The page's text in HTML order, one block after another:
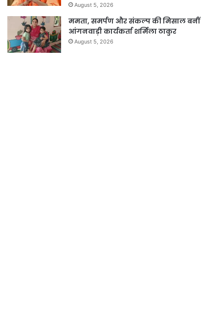
August 5, 2026
ममता, समर्पण और संकल्प की मिसाल बनीं
आंगनवाड़ी कार्यकर्ता शर्मिला ठाकुर
August 5, 2026